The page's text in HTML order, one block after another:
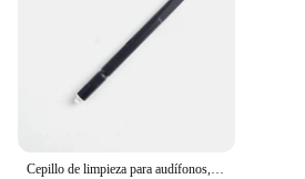
Cepillo de limpieza para audífonos, limpiador de ventilación, alambre de limpieza con imán y bucle de cera, 1-8 unidades por juego